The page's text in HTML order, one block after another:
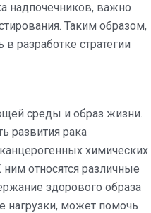
надпочечников, важно
Таким образом,
разработке стратегии
среды и образ жизни.
развития рака
химических
относятся различные
здорового образа
нагрузки, может помочь